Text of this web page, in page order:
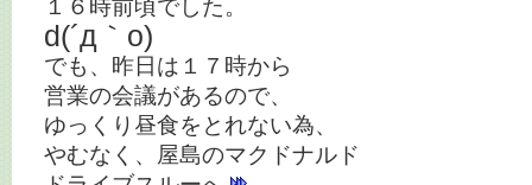
１６時前頃でした。
d(´д｀o)
でも、昨日は１７時から
営業の会議があるので、
ゆっくり昼食をとれない為、
やむなく、屋島のマクドナルド